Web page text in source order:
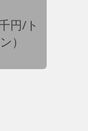
千円/ト
ン）